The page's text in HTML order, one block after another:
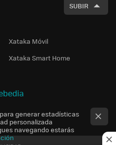
SUBIR
Xataka Móvil
Xataka Smart Home
generar estadísticas
personalizada
navegando estarás